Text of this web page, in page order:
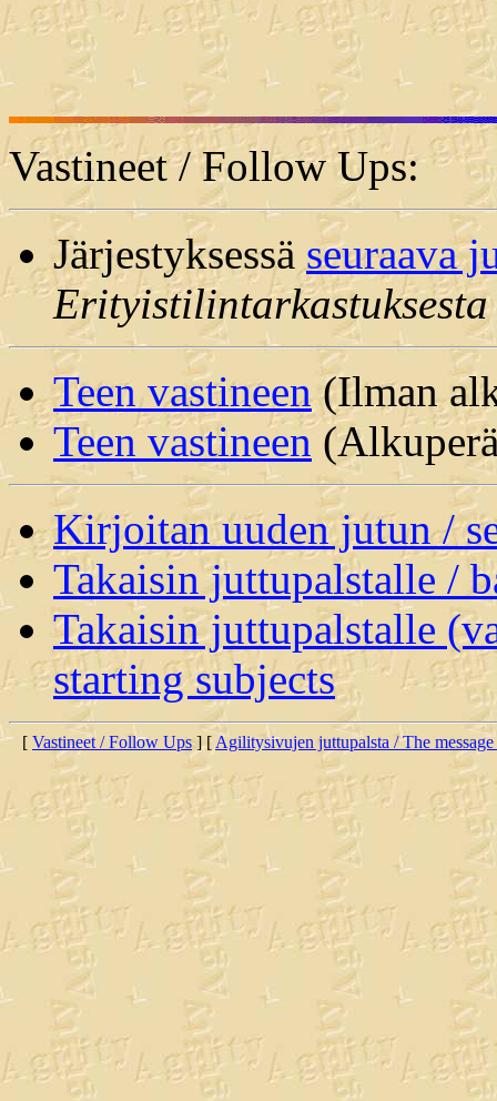
Vastineet / Follow Ups:
Järjestyksessä seuraava
Erityistilintarkastuksesta
Teen vastineen(Ilman
Teen vastineen
Kirjoitan uuden jutun /
Takaisin juttupalstalle /
Takaisin juttupalstalle
starting subjects
[ Vastineet / Follow Ups ] [Agilitysivujen juttupalsta / The